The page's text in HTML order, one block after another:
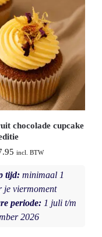
chocolade cupcake
incl. BTW
tijd:minimaal 1
je viermoment
periode:1 juli t/m
2026